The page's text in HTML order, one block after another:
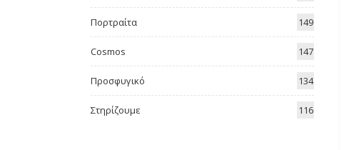
Πορτραίτα 149
Cosmos 147
Προσφυγικό 134
Στηρίζουμε 116